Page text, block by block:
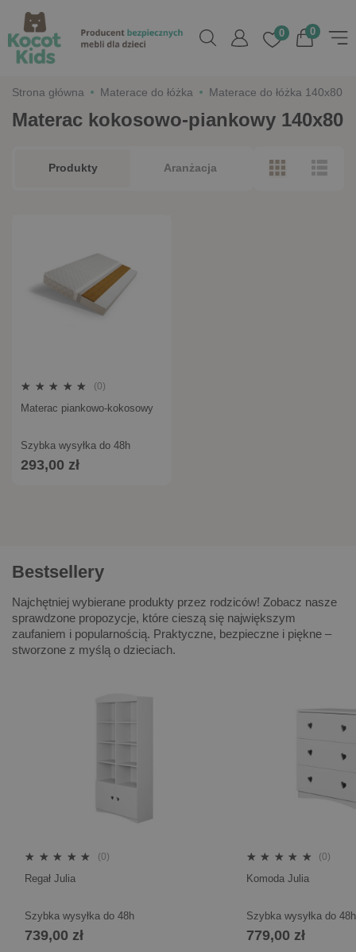
0
0
Strona główna Materace do łóżka Materace do łóżka 140x80
Materac kokosowo-piankowy 140x80
Produkty Aranżacja
(0)
Materac piankowo-kokosowy
Szybka wysyłka do 48h
293,00 zł
Bestsellery
Najchętniej wybierane produkty przez rodziców! Zobacz nasze
sprawdzone propozycje, które cieszą się największym
zaufaniem i popularnością. Praktyczne, bezpieczne i piękne –
stworzone z myślą o dzieciach.
(0)
Regał Julia
Szybka wysyłka do 48h
739,00 zł
(0)
Komoda Julia
Szybka wysyłka do 48h
779,00 zł